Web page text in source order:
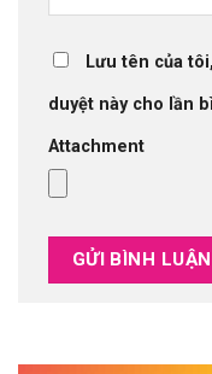
Lưu tên của
duyệt này cho lần
Attachment